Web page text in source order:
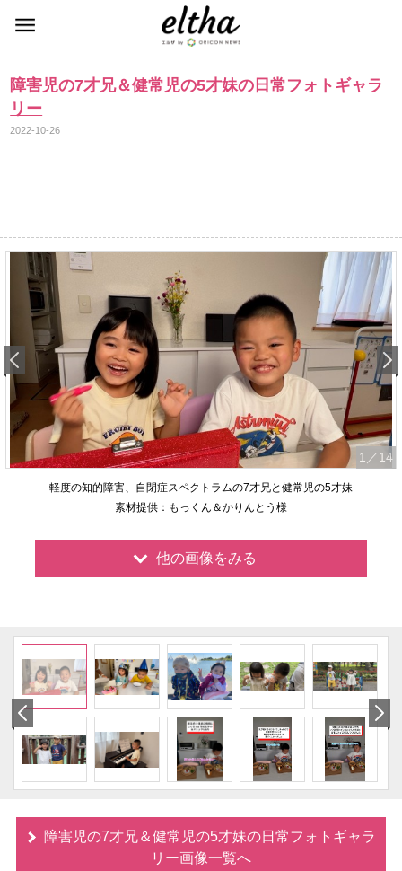
障害児の7才兄＆健常児の5才妹の日常フォトギャラ
リー
2022-10-26
1 ／14
軽度の知的障害、自閉症スペクトラムの7才兄と健常児の5才妹
素材提供：もっくん＆かりんとう様
他の画像をみる
障害児の7才兄＆健常児の5才妹の日常フォトギャラ
リー画像一覧へ